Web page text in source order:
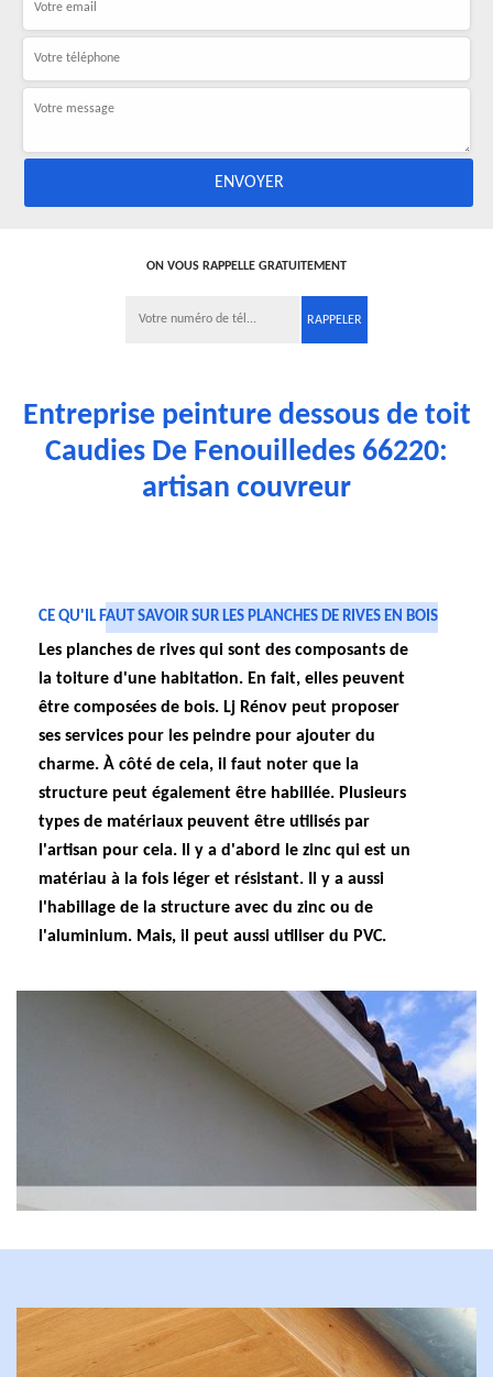
ON VOUS RAPPELLE GRATUITEMENT
Entreprise peinture dessous de toit
Caudies De Fenouilledes 66220:
artisan couvreur
CE QU'IL FAUT SAVOIR SUR LES PLANCHES DE RIVES EN BOIS
Les planches de rives qui sont des composants de
la toiture d'une habitation. En fait, elles peuvent
être composées de bois. Lj Rénov peut proposer
ses services pour les peindre pour ajouter du
charme. À côté de cela, il faut noter que la
structure peut également être habillée. Plusieurs
types de matériaux peuvent être utilisés par
l'artisan pour cela. Il y a d'abord le zinc qui est un
matériau à la fois léger et résistant. Il y a aussi
l'habillage de la structure avec du zinc ou de
l'aluminium. Mais, il peut aussi utiliser du PVC.